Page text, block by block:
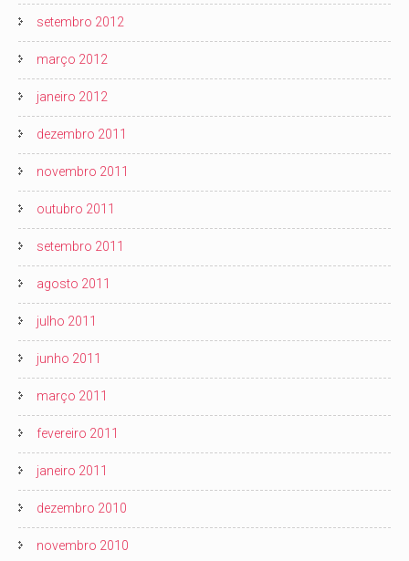
setembro 2012
março 2012
janeiro 2012
dezembro 2011
novembro 2011
outubro 2011
setembro 2011
agosto 2011
julho 2011
junho 2011
março 2011
fevereiro 2011
janeiro 2011
dezembro 2010
novembro 2010